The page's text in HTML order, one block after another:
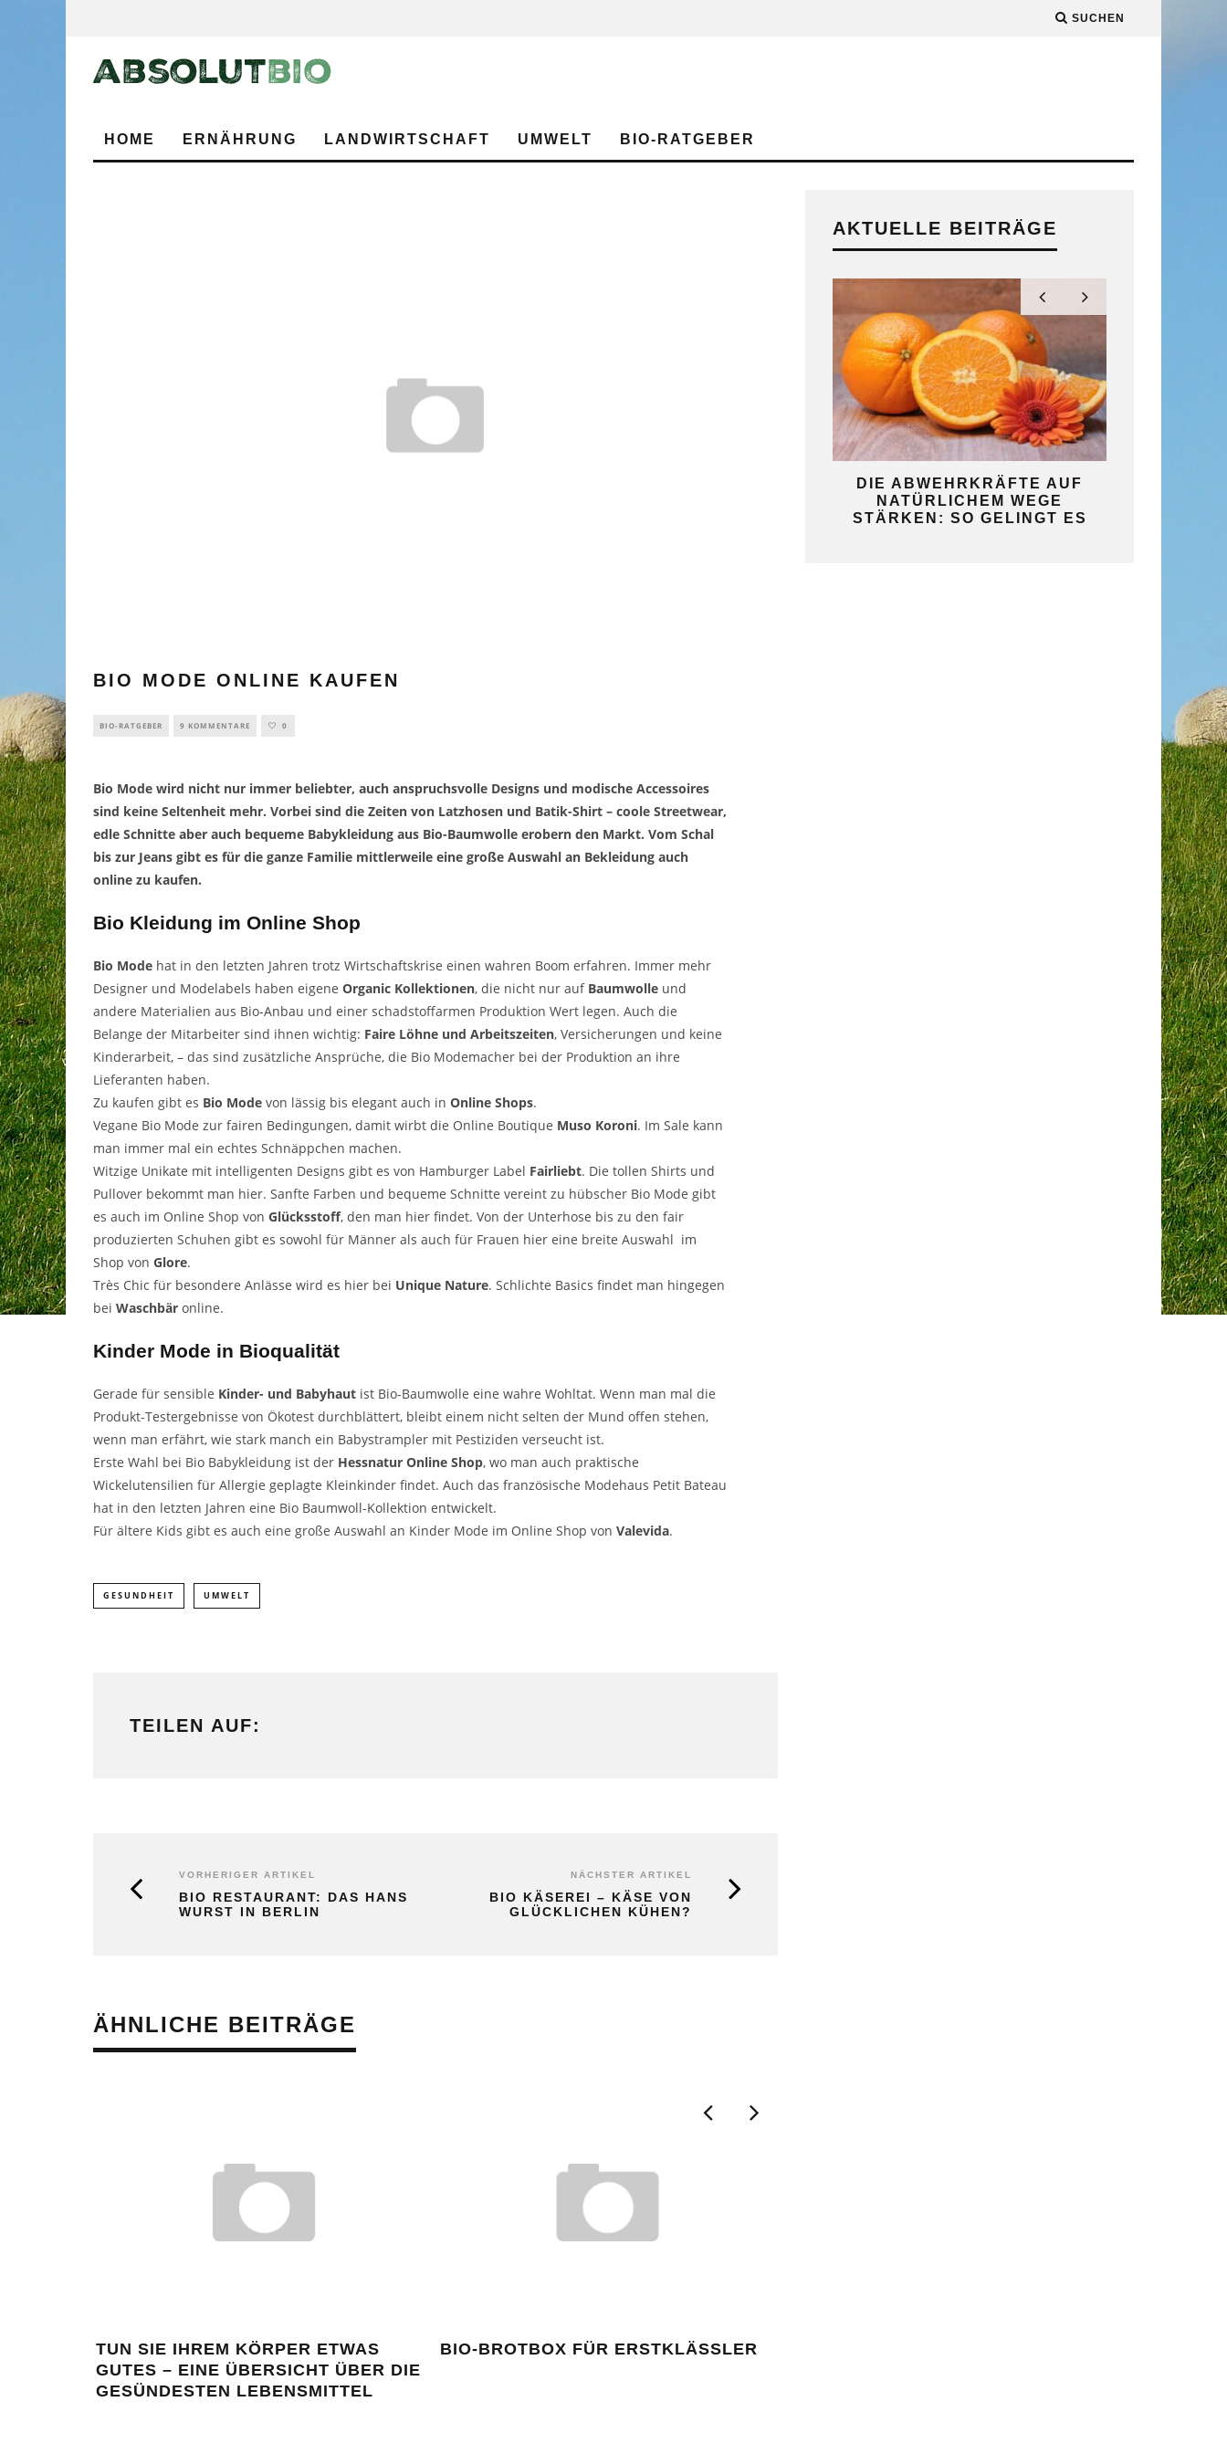
SUCHEN
HOME ERNÄHRUNG LANDWIRTSCHAFT UMWELT BIO-RATGEBER
BIO MODE ONLINE KAUFEN
BIO-RATGEBER 9 KOMMENTARE 0
Bio Mode wird nicht nur immer beliebter, auch anspruchsvolle Designs und modische Accessoires
sind keine Seltenheit mehr. Vorbei sind die Zeiten von Latzhosen und Batik-Shirt – coole Streetwear,
edle Schnitte aber auch bequeme Babykleidung aus Bio-Baumwolle erobern den Markt. Vom Schal
bis zur Jeans gibt es für die ganze Familie mittlerweile eine große Auswahl an Bekleidung auch
online zu kaufen.
Bio Kleidung im Online Shop
Bio Mode hat in den letzten Jahren trotz Wirtschaftskrise einen wahren Boom erfahren. Immer mehr
Designer und Modelabels haben eigene Organic Kollektionen, die nicht nur auf Baumwolle und
andere Materialien aus Bio-Anbau und einer schadstoffarmen Produktion Wert legen. Auch die
Belange der Mitarbeiter sind ihnen wichtig: Faire Löhne und Arbeitszeiten, Versicherungen und keine
Kinderarbeit, – das sind zusätzliche Ansprüche, die Bio Modemacher bei der Produktion an ihre
Lieferanten haben.
Zu kaufen gibt es Bio Mode von lässig bis elegant auch in Online Shops.
Vegane Bio Mode zur fairen Bedingungen, damit wirbt die Online Boutique Muso Koroni. Im Sale kann
man immer mal ein echtes Schnäppchen machen.
Witzige Unikate mit intelligenten Designs gibt es von Hamburger Label Fairliebt. Die tollen Shirts und
Pullover bekommt man hier. Sanfte Farben und bequeme Schnitte vereint zu hübscher Bio Mode gibt
es auch im Online Shop von Glücksstoff, den man hier findet. Von der Unterhose bis zu den fair
produzierten Schuhen gibt es sowohl für Männer als auch für Frauen hier eine breite Auswahl im
Shop von Glore.
Très Chic für besondere Anlässe wird es hier bei Unique Nature. Schlichte Basics findet man hingegen
bei Waschbär online.
Kinder Mode in Bioqualität
Gerade für sensible Kinder- und Babyhaut ist Bio-Baumwolle eine wahre Wohltat. Wenn man mal die
Produkt-Testergebnisse von Ökotest durchblättert, bleibt einem nicht selten der Mund offen stehen,
wenn man erfährt, wie stark manch ein Babystrampler mit Pestiziden verseucht ist.
Erste Wahl bei Bio Babykleidung ist der Hessnatur Online Shop, wo man auch praktische
Wickelutensilien für Allergie geplagte Kleinkinder findet. Auch das französische Modehaus Petit Bateau
hat in den letzten Jahren eine Bio Baumwoll-Kollektion entwickelt.
Für ältere Kids gibt es auch eine große Auswahl an Kinder Mode im Online Shop von Valevida.
GESUNDHEIT UMWELT
TEILEN AUF:
VORHERIGER ARTIKEL
BIO RESTAURANT: DAS HANS
WURST IN BERLIN
NÄCHSTER ARTIKEL
BIO KÄSEREI – KÄSE VON
GLÜCKLICHEN KÜHEN?
ÄHNLICHE BEITRÄGE
TUN SIE IHREM KÖRPER ETWAS
GUTES – EINE ÜBERSICHT ÜBER DIE
GESÜNDESTEN LEBENSMITTEL
BIO-BROTBOX FÜR ERSTKLÄSSLER
AKTUELLE BEITRÄGE
DIE ABWEHRKRÄFTE AUF
NATÜRLICHEM WEGE
STÄRKEN: SO GELINGT ES